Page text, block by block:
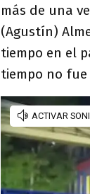
más de una
(Agustín)
tiempo en el
tiempo no